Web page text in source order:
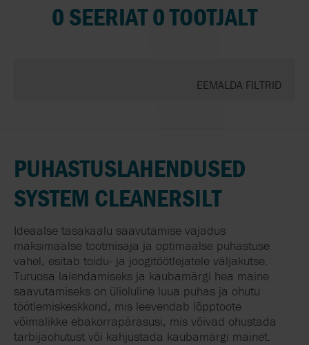
0 SEERIAT 0 TOOTJALT
EEMALDA FILTRID
PUHASTUSLAHENDUSED
SYSTEM CLEANERSILT
Ideaalse tasakaalu saavutamise vajadus
maksimaalse tootmisaja ja optimaalse puhastuse
vahel, esitab toidu- ja joogitöötlejatele väljakutse.
Turuosa laiendamiseks ja kaubamärgi hea maine
saavutamiseks on ülioluline luua puhas ja ohutu
töötlemiskeskkond, mis leevendab lõpptoote
võimalikke ebakorrapärasusi, mis võivad ohustada
tarbijaohutust või kahjustada kaubamärgi mainet.